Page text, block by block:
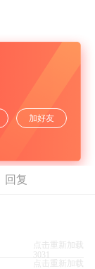
加好友
回复
点击重新加载
3031
点击重新加载